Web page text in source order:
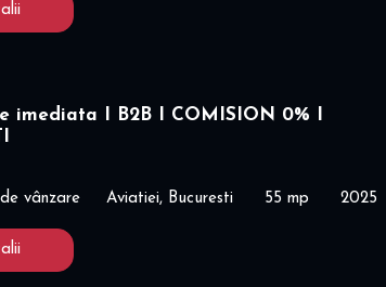
imediata I B2B I COMISION 0% I
vânzare Aviatiei, Bucuresti 55 mp 2025